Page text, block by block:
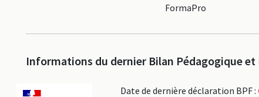
FormaPro
Informations du dernier Bilan Pédagogique et
Date de dernière déclaration BPF :